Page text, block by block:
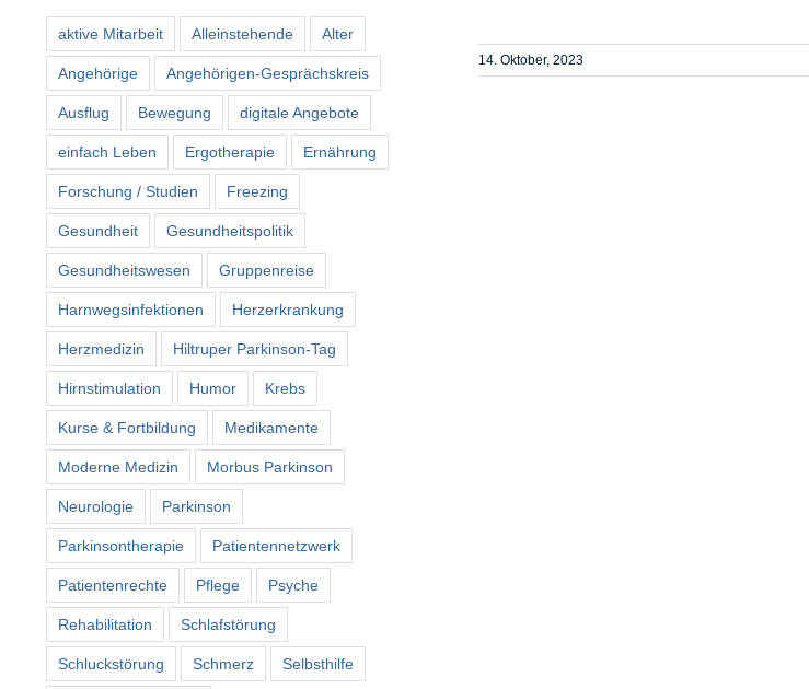
14. Oktober, 2023
aktive Mitarbeit Alleinstehende Alter
Angehörige Angehörigen-Gesprächskreis
Ausflug Bewegung digitale Angebote
einfach Leben Ergotherapie Ernährung
Forschung / Studien Freezing
Gesundheit Gesundheitspolitik
Gesundheitswesen Gruppenreise
Harnwegsinfektionen Herzerkrankung
Herzmedizin Hiltruper Parkinson-Tag
Hirnstimulation Humor Krebs
Kurse & Fortbildung Medikamente
Moderne Medizin Morbus Parkinson
Neurologie Parkinson
Parkinsontherapie Patientennetzwerk
Patientenrechte Pflege Psyche
Rehabilitation Schlafstörung
Schluckstörung Schmerz Selbsthilfe